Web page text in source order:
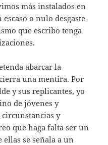
más instalados en
o nulo desgaste
que escribo tenga
abarcar la
una mentira. Por
y sus replicantes, yo
de jóvenes y
y
que haga falta ser un
se señala a un